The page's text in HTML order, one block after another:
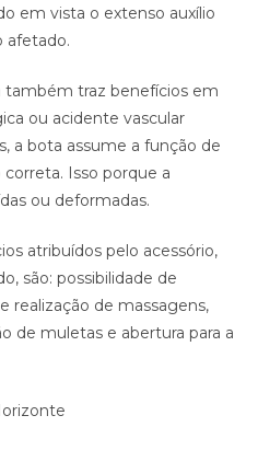
em vista o extenso auxílio
afetado.
também traz benefícios em
ou acidente vascular
a bota assume a função de
Isso porque a
ou deformadas.
atribuídos pelo acessório,
são: possibilidade de
realização de massagens,
de muletas e abertura para a